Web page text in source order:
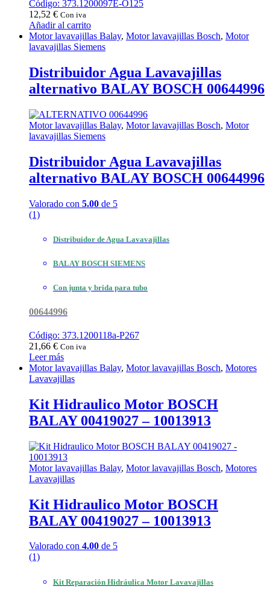
Código: 373.1200097E-O125
12,52 € Con iva
Añadir al carrito
Motor lavavajillas Balay, Motor lavavajillas Bosch, Motor
lavavajillas Siemens
Distribuidor Agua Lavavajillas
alternativo BALAY BOSCH 00644996
Motor lavavajillas Balay, Motor lavavajillas Bosch, Motor
lavavajillas Siemens
Distribuidor Agua Lavavajillas
alternativo BALAY BOSCH 00644996
Valorado con 5.00 de 5
(1)
Distribuidor de Agua Lavavajillas
BALAY BOSCH SIEMENS
Con junta y brida para tubo
00644996
Código: 373.1200118a-P267
21,66 € Con iva
Leer más
Motor lavavajillas Balay, Motor lavavajillas Bosch, Motores
Lavavajillas
Kit Hidraulico Motor BOSCH
BALAY 00419027 – 10013913
Motor lavavajillas Balay, Motor lavavajillas Bosch, Motores
Lavavajillas
Kit Hidraulico Motor BOSCH
BALAY 00419027 – 10013913
Valorado con 4.00 de 5
(1)
Kit Reparación Hidráulica Motor Lavavajillas